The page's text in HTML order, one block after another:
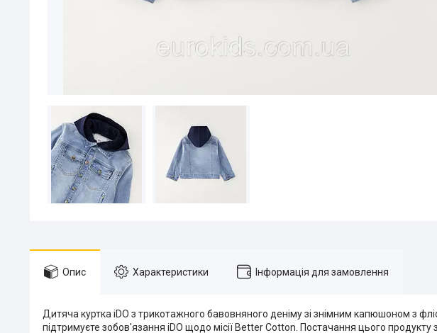
Опис Характеристики Інформація для замовлення
Дитяча куртка iDO з трикотажного бавовняного деніму зі знімним капюшоном з
підтримуєте зобов'язання iDO щодо місії Better Cotton. Постачання цього